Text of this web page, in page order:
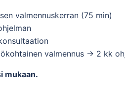
valmennuskerran (75 min)
valmennus -> 2 kk
mukaan.